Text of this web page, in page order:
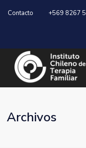
Contacto +569 8267
Archivos